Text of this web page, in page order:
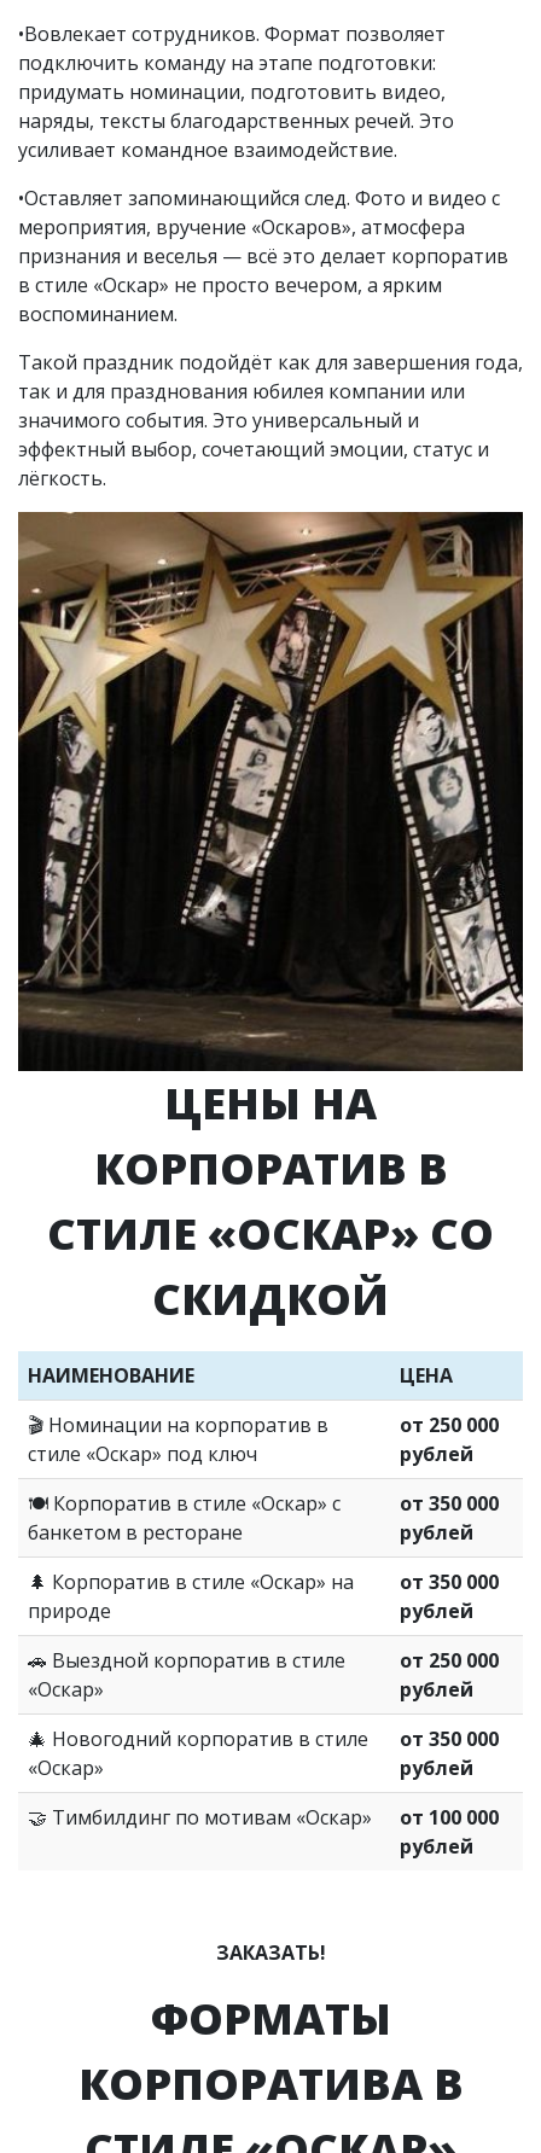
•Вовлекает сотрудников. Формат позволяет
подключить команду на этапе подготовки:
придумать номинации, подготовить видео,
наряды, тексты благодарственных речей. Это
усиливает командное взаимодействие.
•Оставляет запоминающийся след. Фото и видео с
мероприятия, вручение «Оскаров», атмосфера
признания и веселья — всё это делает корпоратив
в стиле «Оскар» не просто вечером, а ярким
воспоминанием.
Такой праздник подойдёт как для завершения года,
так и для празднования юбилея компании или
значимого события. Это универсальный и
эффектный выбор, сочетающий эмоции, статус и
лёгкость.
ЦЕНЫ НА
КОРПОРАТИВ В
СТИЛЕ «ОСКАР» СО
СКИДКОЙ
НАИМЕНОВАНИЕ
ЦЕНА
🎬 Номинации на корпоратив в
стиле «Оскар» под ключ
от 250 000
рублей
🍽️ Корпоратив в стиле «Оскар» с
банкетом в ресторане
от 350 000
рублей
🌲 Корпоратив в стиле «Оскар» на
природе
от 350 000
рублей
🚗 Выездной корпоратив в стиле
«Оскар»
от 250 000
рублей
🎄 Новогодний корпоратив в стиле
«Оскар»
от 350 000
рублей
🤝 Тимбилдинг по мотивам «Оскар»
от 100 000
рублей
ЗАКАЗАТЬ!
ФОРМАТЫ
КОРПОРАТИВА В